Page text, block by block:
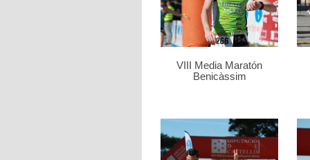
VIII Media Maratón
Benicàssim